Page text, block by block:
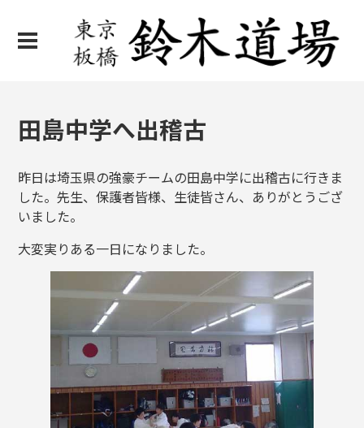
田島中学へ出稽古
昨日は埼玉県の強豪チームの田島中学に出稽古に行きま
した。先生、保護者皆様、生徒皆さん、ありがとうござ
いました。
大変実りある一日になりました。